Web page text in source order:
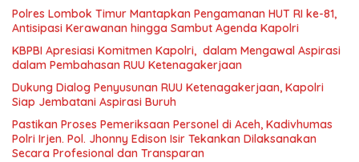
Polres Lombok Timur Mantapkan Pengamanan HUT RI ke-81,
Antisipasi Kerawanan hingga Sambut Agenda Kapolri
KBPBI Apresiasi Komitmen Kapolri, dalam Mengawal Aspirasi
dalam Pembahasan RUU Ketenagakerjaan
Dukung Dialog Penyusunan RUU Ketenagakerjaan, Kapolri
Siap Jembatani Aspirasi Buruh
Pastikan Proses Pemeriksaan Personel di Aceh, Kadivhumas
Polri Irjen. Pol. Jhonny Edison Isir Tekankan Dilaksanakan
Secara Profesional dan Transparan